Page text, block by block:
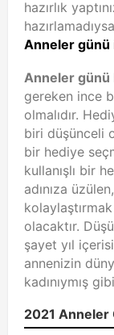
hazırlık
Anneler
Anneler günü
gereken ince
olmalıdır.
biri düşünceli
bir hediye
kullanışlı bir
adınıza
olacaktır.
şayet yıl
annenizin
kadınıymış
2021 Anneler